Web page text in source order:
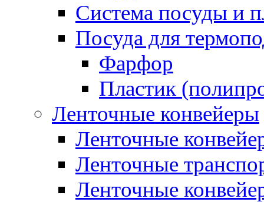
Система посуды и
Посуда для
Фарфор
Пластик
Ленточные конвейеры
Ленточные
Ленточные
Ленточные